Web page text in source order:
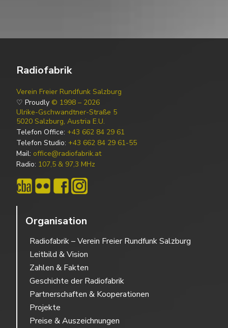
Radiofabrik
Verein Freier Rundfunk Salzburg
♡ Proudly © 1998 – 2026
Ulrike-Gschwandtner-Straße 5
5020 Salzburg, Austria E.U.
Telefon Office: +43 662 84 29 61
Telefon Studio: +43 662 84 29 61-55
Mail: office@radiofabrik.at
Radio: 107,5 & 97,3 MHz
Organisation
Radiofabrik – Verein Freier Rundfunk Salzburg
Leitbild & Vision
Zahlen & Fakten
Geschichte der Radiofabrik
Partnerschaften & Kooperationen
Projekte
Preise & Auszeichnungen